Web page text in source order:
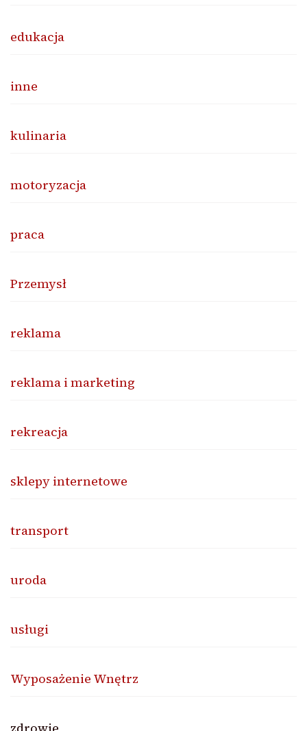
edukacja
inne
kulinaria
motoryzacja
praca
Przemysł
reklama
reklama i marketing
rekreacja
sklepy internetowe
transport
uroda
usługi
Wyposażenie Wnętrz